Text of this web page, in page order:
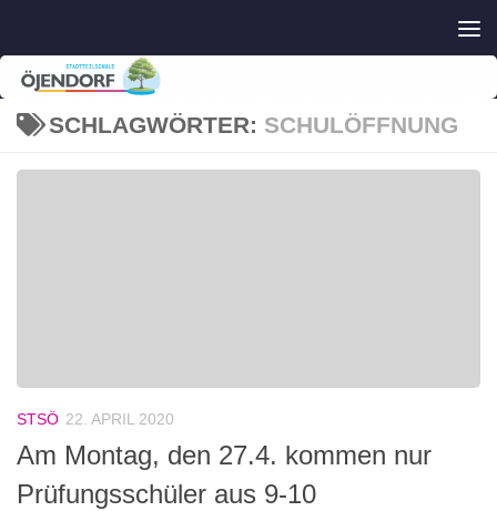
SCHLAGWÖRTER: SCHULÖFFNUNG
STSÖ 22. APRIL 2020
Am Montag, den 27.4. kommen nur
Prüfungsschüler aus 9-10